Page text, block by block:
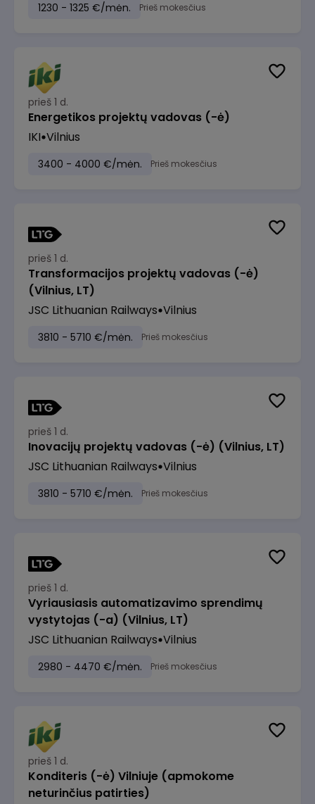
1230 - 1325 €/mėn. Prieš mokesčius
prieš 1 d.
Energetikos projektų vadovas (-ė)
IKI Vilnius
3400 - 4000 €/mėn. Prieš mokesčius
prieš 1 d.
Transformacijos projektų vadovas (-ė)
(Vilnius, LT)
JSC Lithuanian Railways Vilnius
3810 - 5710 €/mėn. Prieš mokesčius
prieš 1 d.
Inovacijų projektų vadovas (-ė) (Vilnius, LT)
JSC Lithuanian Railways Vilnius
3810 - 5710 €/mėn. Prieš mokesčius
prieš 1 d.
Vyriausiasis automatizavimo sprendimų
vystytojas (-a) (Vilnius, LT)
JSC Lithuanian Railways Vilnius
2980 - 4470 €/mėn. Prieš mokesčius
prieš 1 d.
Konditeris (-ė) Vilniuje (apmokome
neturinčius patirties)